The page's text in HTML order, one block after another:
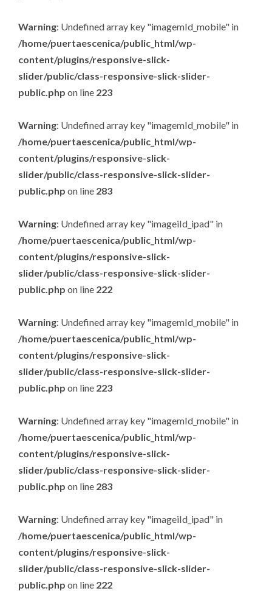
Warning: Undefined array key "imagemId_mobile" in
/home/puertaescenica/public_html/wp-
content/plugins/responsive-slick-
slider/public/class-responsive-slick-slider-
public.php on line 223
Warning: Undefined array key "imagemId_mobile" in
/home/puertaescenica/public_html/wp-
content/plugins/responsive-slick-
slider/public/class-responsive-slick-slider-
public.php on line 283
Warning: Undefined array key "imageiId_ipad" in
/home/puertaescenica/public_html/wp-
content/plugins/responsive-slick-
slider/public/class-responsive-slick-slider-
public.php on line 222
Warning: Undefined array key "imagemId_mobile" in
/home/puertaescenica/public_html/wp-
content/plugins/responsive-slick-
slider/public/class-responsive-slick-slider-
public.php on line 223
Warning: Undefined array key "imagemId_mobile" in
/home/puertaescenica/public_html/wp-
content/plugins/responsive-slick-
slider/public/class-responsive-slick-slider-
public.php on line 283
Warning: Undefined array key "imageiId_ipad" in
/home/puertaescenica/public_html/wp-
content/plugins/responsive-slick-
slider/public/class-responsive-slick-slider-
public.php on line 222